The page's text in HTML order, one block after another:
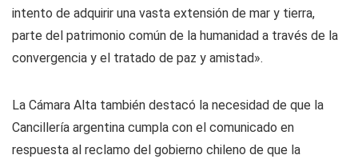
intento de adquirir una vasta extensión de mar y tierra,
parte del patrimonio común de la humanidad a través de la
convergencia y el tratado de paz y amistad».
La Cámara Alta también destacó la necesidad de que la
Cancillería argentina cumpla con el comunicado en
respuesta al reclamo del gobierno chileno de que la